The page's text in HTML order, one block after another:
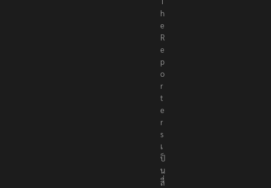
h
e
R
e
p
o
r
t
e
r
s
เ
ป็
น
สื่